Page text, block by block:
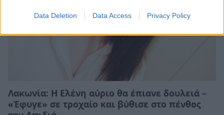
Data Deletion Data Access Privacy Policy
Λακωνία: Η Ελένη αύριο θα έπιανε δουλειά –
«Έφυγε» σε τροχαίο και βύθισε στο πένθος